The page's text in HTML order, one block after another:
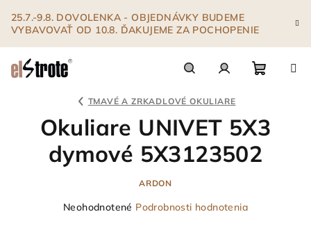
obsah
25.7.-9.8. DOVOLENKA - OBJEDNÁVKY BUDEME
VYBAVOVAŤ OD 10.8. ĎAKUJEME ZA POCHOPENIE
košík
TMAVÉ A ZRKADLOVÉ OKULIARE
Okuliare UNIVET 5X3
dymové 5X3123502
ARDON
Priemerné
Neohodnotené Podrobnosti hodnotenia